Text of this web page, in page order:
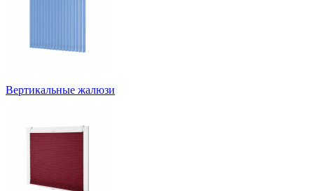
Вертикальные жалюзи